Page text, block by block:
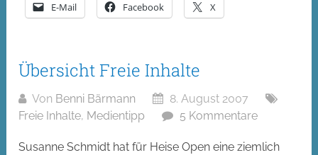
E-Mail Facebook X
Übersicht Freie Inhalte
Von Benni Bärmann
8. August 2007
Freie Inhalte, Medientipp 5 Kommentare
Susanne Schmidt hat für Heise Open eine ziemlich